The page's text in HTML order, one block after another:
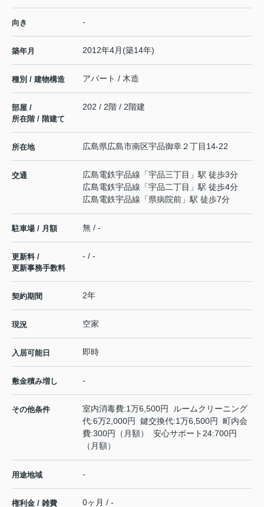
向き -
築年月 2012年4月(築14年)
種別 / 建物構造 アパート / 木造
部屋 /
所在階 / 階建て
202 / 2階 / 2階建
所在地 広島県広島市南区宇品御幸２丁目14-22
交通 広島電鉄宇品線 「宇品三丁目 」駅 徒歩3分
広島電鉄宇品線 「宇品二丁目 」駅 徒歩4分
広島電鉄宇品線 「県病院前 」駅 徒歩7分
駐車場 / 月額 無 / -
更新料 /
更新事務手数料
- / -
契約期間 2年
現況 空家
入居可能日 即時
敷金積み増し -
その他条件
室内消毒費:1万6,500円 ルームクリーニング
代:6万2,000円 鍵交換代:1万6,500円 町内会
費:300円（月額） 安心サポート24:700円
（月額）
用途地域 -
権利金 / 雑費 0ヶ月 / -